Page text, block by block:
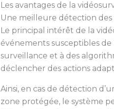
Les avantages de la
Une meilleure détection
Le principal intérêt de la
événements susceptibles
surveillance et à des
déclencher des actions
Ainsi, en cas de détection
zone protégée, le système